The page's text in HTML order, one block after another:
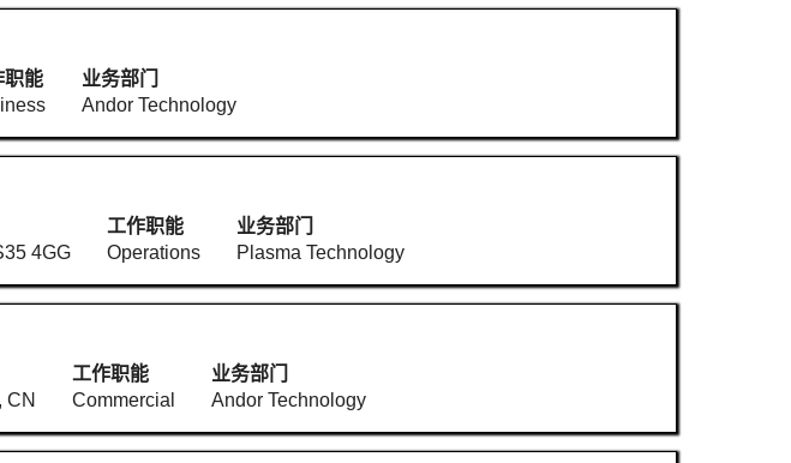
职能
业务部门
Andor Technology
4GG
工作职能
Operations
业务部门
Plasma Technology
CN
工作职能
Commercial
业务部门
Andor Technology